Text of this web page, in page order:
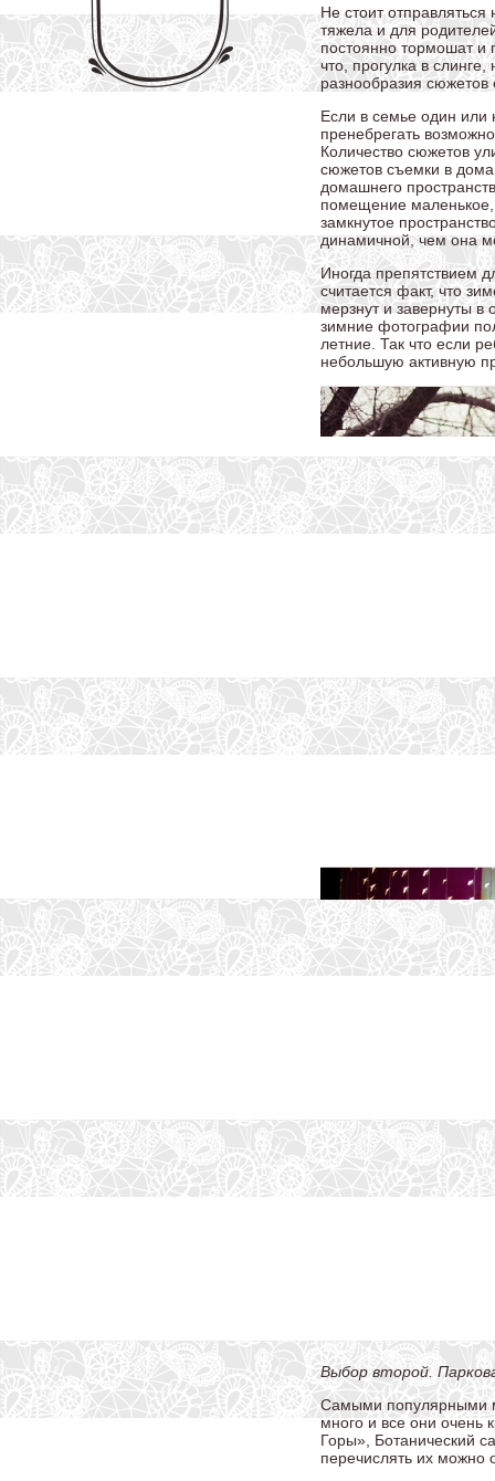
Не стоит
тяжела и для
постоянно тормошат и
что, прогулка в
разнообразия сюжетов
Если в семье один или
пренебрегать
Количество сюжетов
сюжетов съемки в
домашнего
помещение маленькое,
замкнутое
динамичной, чем она
Иногда препятствием
считается факт, что
мерзнут и завернуты в
зимние фотографии
летние. Так что если
небольшую активную
Выбор второй.
Самыми популярными
много и все они очень
Горы», Ботанический
перечислять их можно